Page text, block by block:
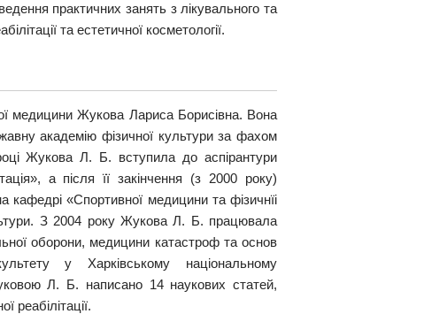
практичних занять з лікувального та
та естетичної косметології.
медицини Жукова Лариса Борисівна. Вона
академію фізичної культури за фахом
Жукова Л. Б. вступила до аспірантури
а після її закінчення (з 2000 року)
«Спортивної медицини та фізичнїі
З 2004 року Жукова Л. Б. працювала
оборони, медицини катастроф та основ
у Харківському національному
Л. Б. написано 14 наукових статей,
реабілітації.